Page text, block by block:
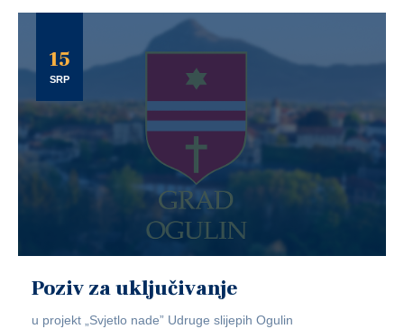
15
SRP
Poziv za uključivanje
u projekt „Svjetlo nade” Udruge slijepih Ogulin